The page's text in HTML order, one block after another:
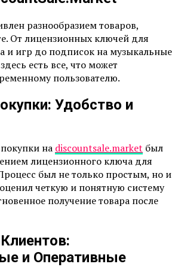
разнообразием товаров,
От лицензионных ключей для
и игр до подписок на музыкальные
есть все, что может
пользователю.
Удобство и
на discountsale.market был
лицензионного ключа для
был не только простым, но и
четкую и понятную систему
получение товара после
и Оперативные